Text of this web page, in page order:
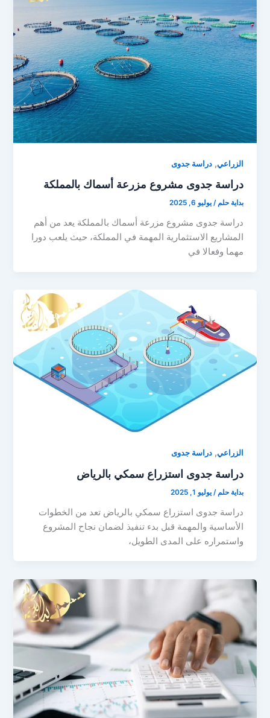
الزراعي ,دراسة جدوى
دراسة جدوى مشروع مزرعة أسماك بالمملكة
بداية حلم /يوليو 6, 2025
دراسة جدوى مشروع مزرعة أسماك بالمملكة يعد من أهم
المشاريع الاستثمارية المهمة في المملكة، حيث يلعب دورا
مهما وفعالا في
الزراعي ,دراسة جدوى
دراسة جدوى استزراع سمكي بالرياض
بداية حلم /يوليو 1, 2025
دراسة جدوى استزراع سمكي بالرياض تعد من الخطوات
الأساسية والمهمة قبل بدء تنفيذ لضمان نجاح المشروع
واستمراره على المدى الطويل،